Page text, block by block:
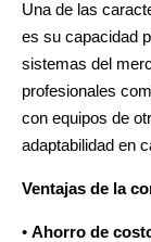
Una de las
es su capacidad
sistemas del
profesionales
con equipos de
adaptabilidad en
Ventajas de la
• Ahorro de